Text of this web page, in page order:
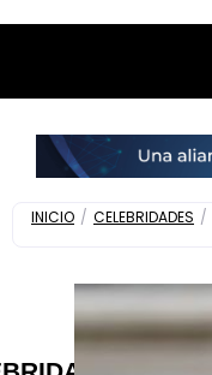
INICIO / CELEBRIDADES /